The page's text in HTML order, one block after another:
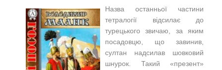
Назва останньої частини
тетралогії відсилає до
турецького звичаю, за яким
посадовцю, що завинив,
султан надсилав шовковий
шнурок. Такий «презент»